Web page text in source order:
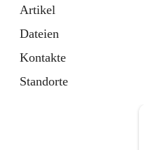
Artikel
Dateien
Kontakte
Standorte